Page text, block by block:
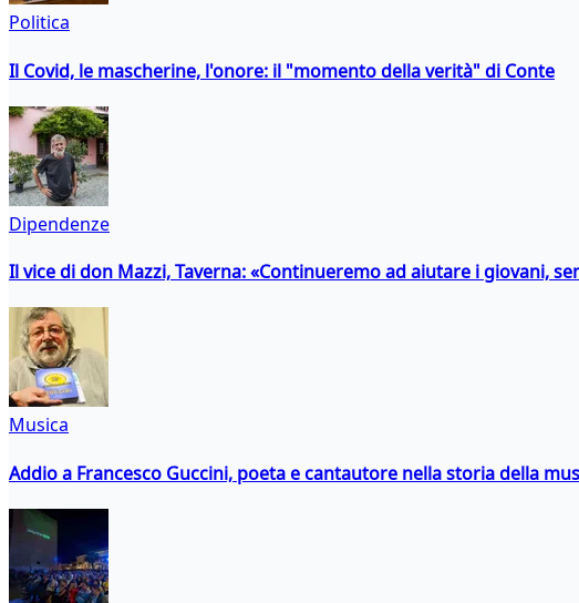
Politica
Il Covid, le mascherine, l'onore: il "momento della verità" di Conte
Dipendenze
Il vice di don Mazzi, Taverna: «Continueremo ad aiutare i giovani,
Musica
Addio a Francesco Guccini, poeta e cantautore nella storia della